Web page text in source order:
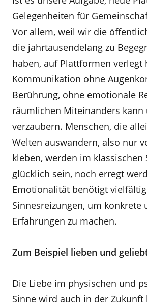
Gelegenheiten für
Vor allem, weil wir die
die jahrtausendelang zu
haben, auf Plattformen verlegt
Kommunikation ohne
Berührung, ohne emotionale
räumlichen Miteinanders kann
verzaubern. Menschen, die
Welten auswandern, also nur
kleben, werden im klassischen
glücklich sein, noch erregt
Emotionalität benötigt
Sinnesreizungen, um konkrete
Erfahrungen zu machen.
Zum Beispiel lieben und
Die Liebe im physischen und
Sinne wird auch in der